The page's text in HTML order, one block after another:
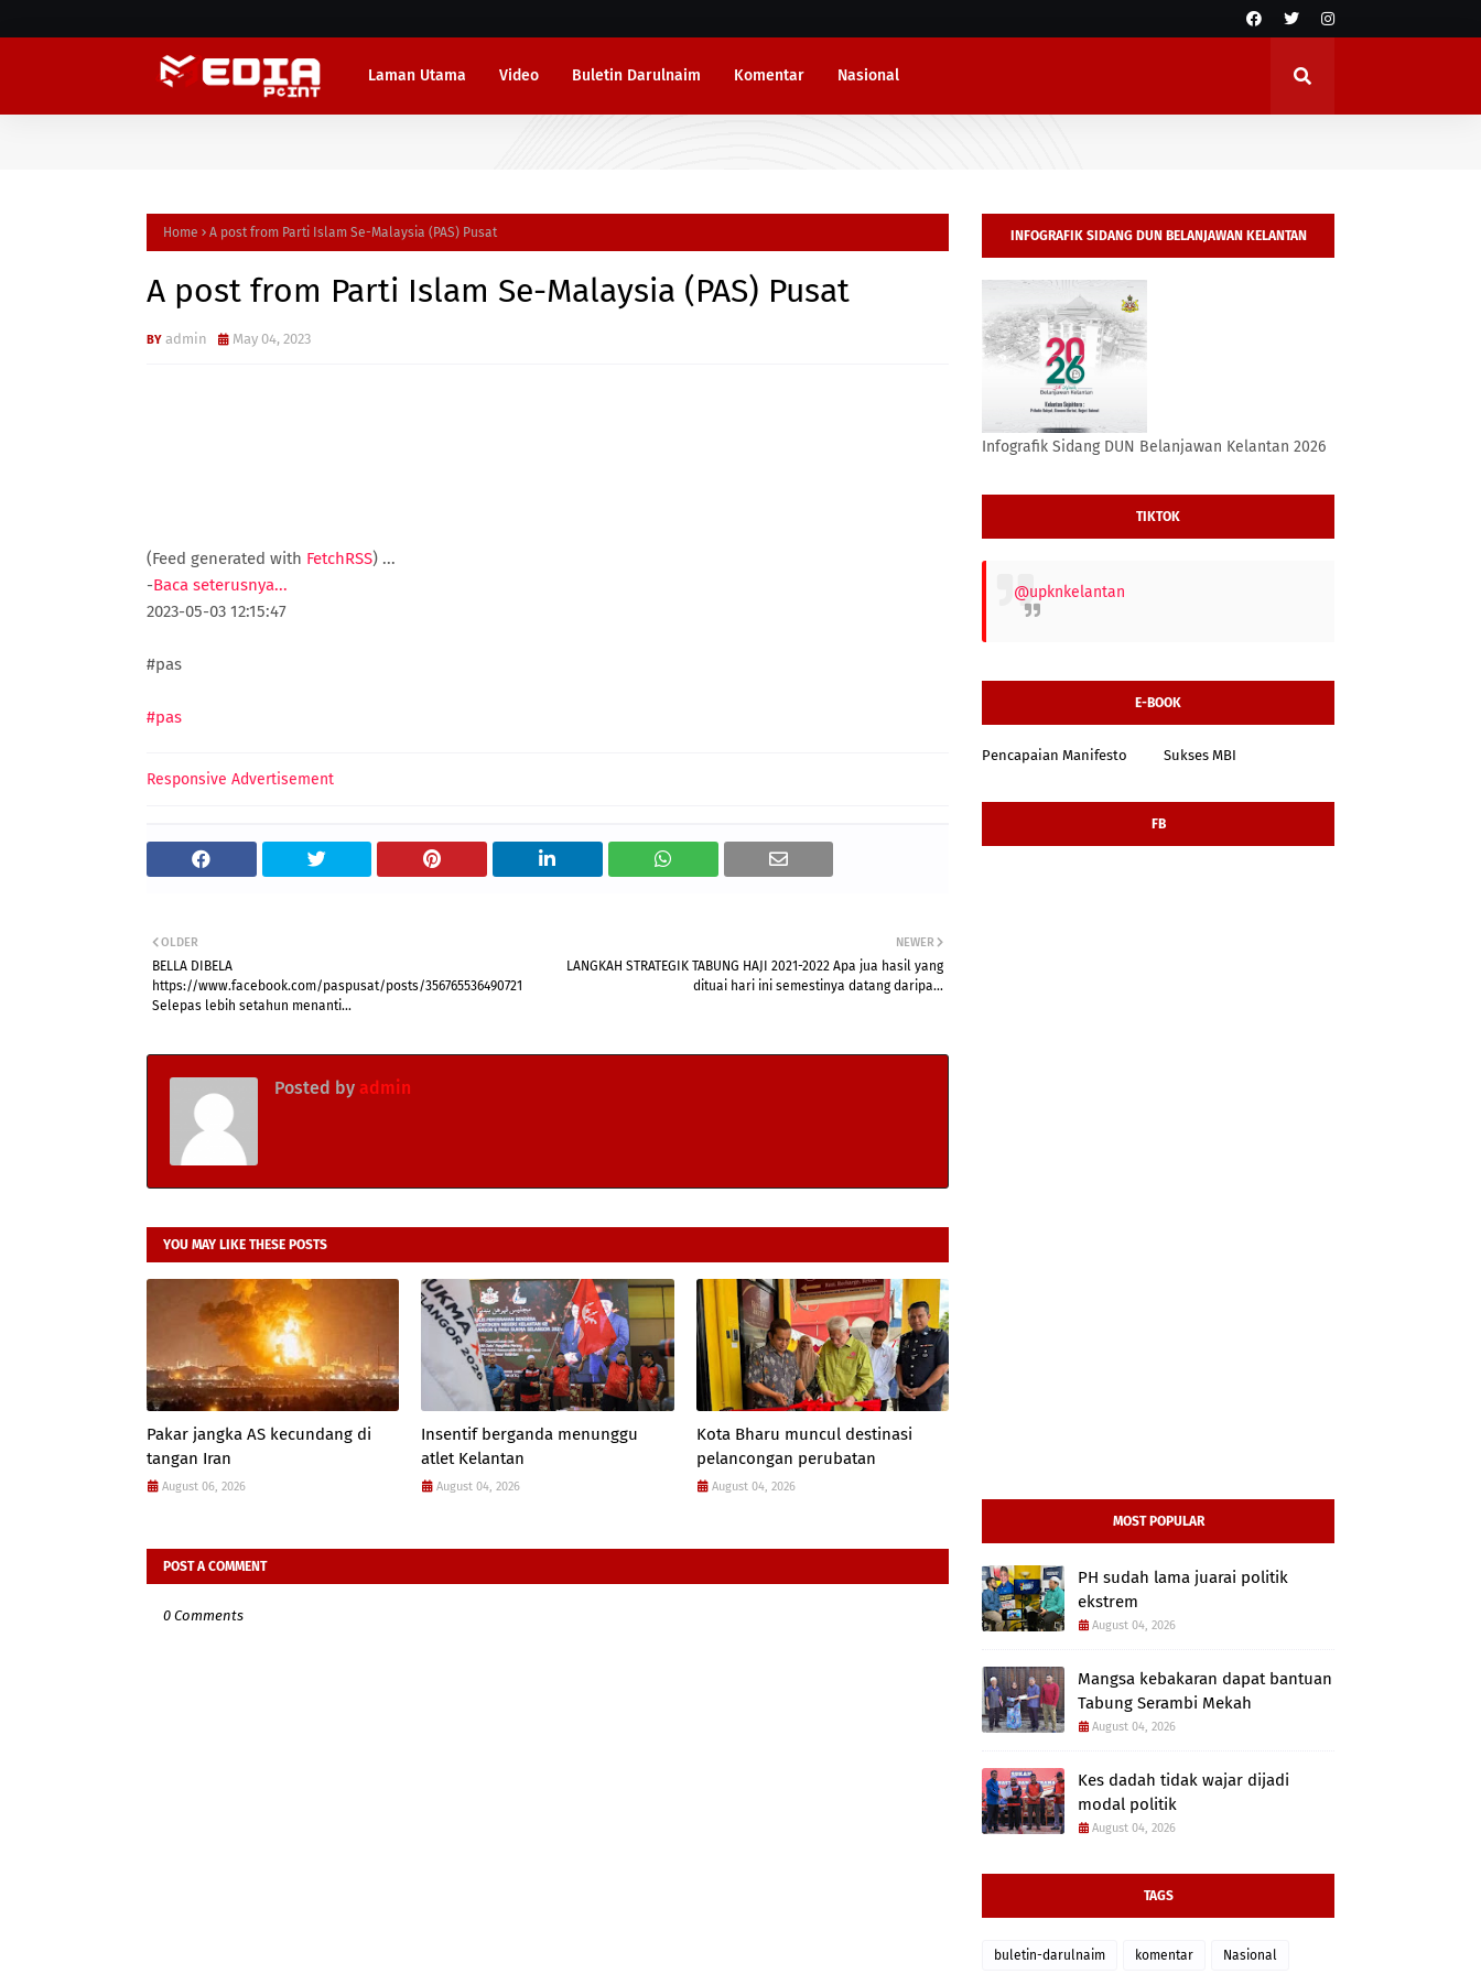
Laman Utama Video Buletin Darulnaim Komentar Nasional
Home A post from Parti Islam Se-Malaysia (PAS) Pusat
A post from Parti Islam Se-Malaysia (PAS) Pusat
admin May 04, 2023
(Feed generated with FetchRSS) ...
-Baca seterusnya...
2023-05-03 12:15:47
#pas
#pas
Responsive Advertisement
NEWER
LANGKAH STRATEGIK TABUNG HAJI 2021-2022 Apa jua hasil yang
dituai hari ini semestinya datang daripa...
OLDER
BELLA DIBELA
https://www.facebook.com/paspusat/posts/356765536490721
Selepas lebih setahun menanti...
Posted by admin
YOU MAY LIKE THESE POSTS
Pakar jangka AS kecundang di
tangan Iran
August 06, 2026
Insentif berganda menunggu
atlet Kelantan
August 04, 2026
Kota Bharu muncul destinasi
pelancongan perubatan
August 04, 2026
POST A COMMENT
0 Comments
INFOGRAFIK SIDANG DUN BELANJAWAN KELANTAN
2026
Infografik Sidang DUN Belanjawan Kelantan 2026
TIKTOK
@upknkelantan
E-BOOK
Pencapaian Manifesto Sukses MBI
FB
MOST POPULAR
PH sudah lama juarai politik
ekstrem
August 04, 2026
Mangsa kebakaran dapat bantuan
Tabung Serambi Mekah
August 04, 2026
Kes dadah tidak wajar dijadi
modal politik
August 04, 2026
TAGS
buletin-darulnaim komentar Nasional